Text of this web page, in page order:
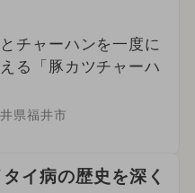
チャーハンを一度に
る「豚カツチャーハ
県福井市
イ病の歴史を深く